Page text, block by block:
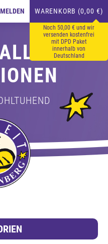
WARENKORB (0,00 €)
Noch 50,00 € und wir
versenden kostenfrei
mit DPD Paket
innerhalb von
Deutschland